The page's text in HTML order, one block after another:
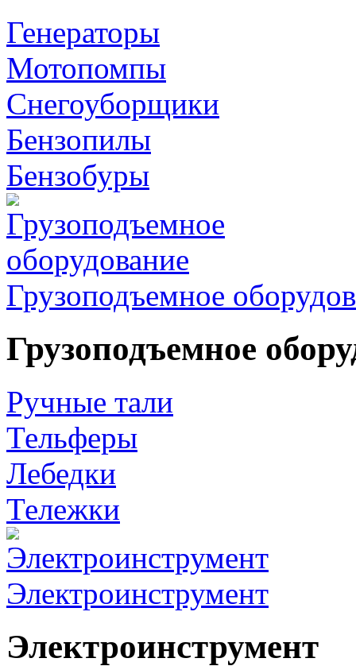
Генераторы
Мотопомпы
Снегоуборщики
Бензопилы
Бензобуры
Грузоподъемное
Грузоподъемное
Ручные тали
Тельферы
Лебедки
Тележки
Электроинструмент
Электроинструмент